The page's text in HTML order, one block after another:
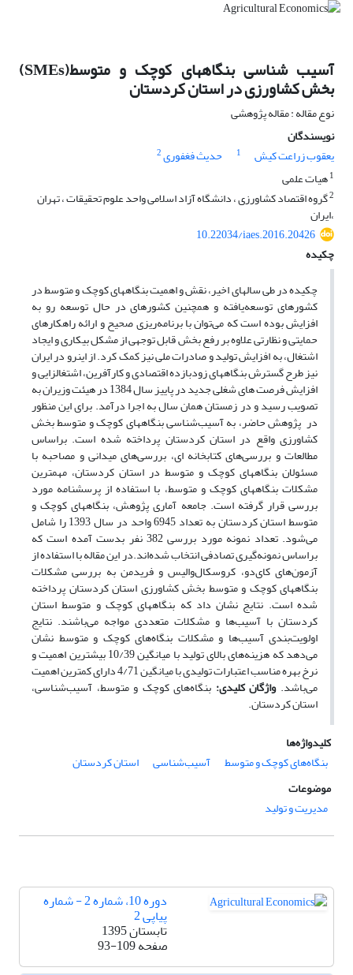
آسیب شناسی بنگاههای کوچک و متوسط(SMEs)
بخش کشاورزی در استان کردستان
نوع مقاله : مقاله پژوهشی
نویسندگان
یعقوب زراعت کیش
1 حدیث فغفوری2
1هیات علمی
2گروه اقتصاد کشاورزی ، دانشگاه آزاد اسلامی واحد علوم تحقیقات ، تهران
،ایران
10.22034/iaes.2016.20426
چکیده
چکیده در طی سالهای اخیر، نقش و اهمیت بنگاههای کوچک و متوسط در
کشورهای توسعه‌یافته و همچنین کشورهای در حال توسعه رو به
افزایش بوده است که می‌توان با برنامه‌ریزی صحیح و ارائه راهکارهای
حمایتی و نظارتی علاوه بر رفع بخش قابل توجهی از مشکل بیکاری و ایجاد
اشتغال، به افزایش تولید و صادرات ملی نیز کمک کرد. از اینرو در ایران
نیز طرح گسترش بنگاههای زودبازده اقتصادی و کارآفرین، اشتغالزایی و
افزایش فرصت های شغلی جدید در پاییز سال 1384 در هیئت وزیران به
تصویب رسید و در زمستان همان سال به اجرا درآمد. برای این منظور
در پژوهش حاضر، به آسیب‌شناسی بنگاههای کوچک و متوسط بخش
کشاورزی واقع در استان کردستان پرداخته شده است. براساس
مطالعات و بررسی‌های کتابخانه ای، بررسی‌های میدانی و مصاحبه با
مسئولان بنگاههای کوچک و متوسط در استان کردستان، مهمترین
مشکلات بنگاههای کوچک و متوسط، با استفاده از پرسشنامه مورد
بررسی قرار گرفته است. جامعه آماری پژوهش، بنگاههای کوچک و
متوسط استان کردستان به تعداد 6945 واحد در سال 1393 را شامل
می‌شود. تعداد نمونه مورد بررسی 382 نفر بدست آمده است که
براساس نمونه‌گیری تصادفی انتخاب شده‌اند.در این مقاله با استفاده از
آزمون‌های کای‌دو، کروسکال‌والیس و فریدمن به بررسی مشکلات
بنگاههای کوچک و متوسط بخش کشاورزی استان کردستان پرداخته
شده است. نتایج نشان داد که بنگاههای کوچک و متوسط استان
کردستان با آسیب‌ها و مشکلات متعددی مواجه می‌باشند. نتایج
اولویت‌بندی آسیب‌ها و مشکلات بنگاه‌های کوچک و متوسط نشان
می‌دهد که هزینه‌های بالای تولید با میانگین 10/39 بیشترین اهمیت و
نرخ بهره مناسب اعتبارات تولیدی با میانگین 4/71 دارای کمترین اهمیت
می‌باشد.واژگان کلیدی: بنگاه‌های کوچک و متوسط، آسیب‌شناسی،
استان کردستان.
کلیدواژه‌ها
بنگاه‌های کوچک و متوسط
آسیب‌شناسی
استان کردستان
موضوعات
مدیریت و تولید
دوره 10، شماره 2 - شماره
پیاپی 2
تابستان 1395
صفحه93-109